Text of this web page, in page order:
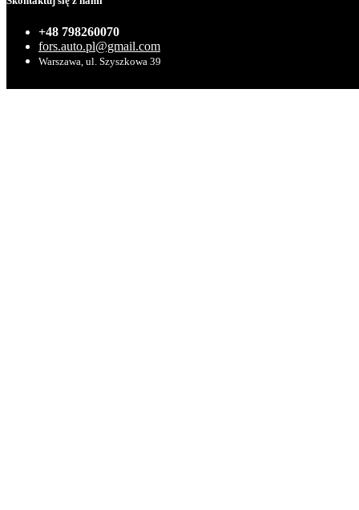
+48 798260070
fors.auto.pl@gmail.com
Warszawa, ul. Szyszkowa 39